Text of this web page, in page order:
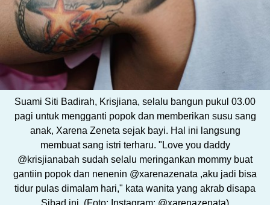
Suami Siti Badirah, Krisjiana, selalu bangun pukul 03.00
pagi untuk mengganti popok dan memberikan susu sang
anak, Xarena Zeneta sejak bayi. Hal ini langsung
membuat sang istri terharu. "Love you daddy
@krisjianabah sudah selalu meringankan mommy buat
gantiin popok dan nenenin @xarenazenata ,aku jadi bisa
tidur pulas dimalam hari," kata wanita yang akrab disapa
Sibad ini. (Foto: Instagram: @xarenazenata)